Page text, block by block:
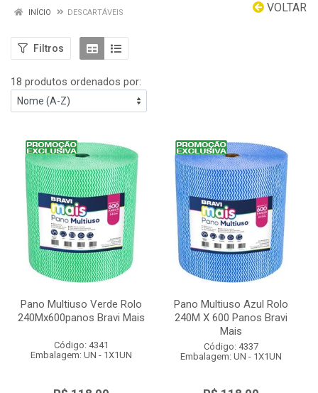
VOLTAR
INÍCIO DESCARTÁVEIS
Filtros
18 produtos ordenados por:
Pano Multiuso Verde Rolo
240Mx600panos Bravi Mais
Código: 4341
Embalagem: UN - 1X1UN
Pano Multiuso Azul Rolo
240M X 600 Panos Bravi
Mais
Código: 4337
Embalagem: UN - 1X1UN